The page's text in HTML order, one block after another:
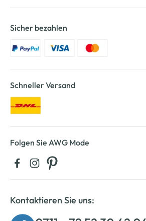
Sicher bezahlen
Schneller Versand
Folgen Sie AWG Mode
Kontaktieren Sie uns: